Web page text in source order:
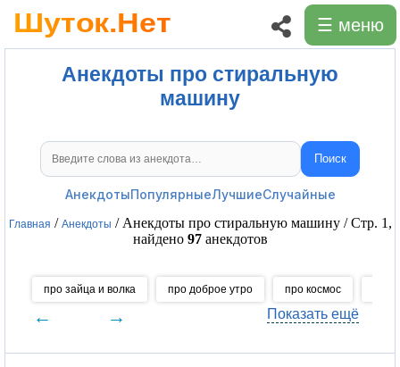
☰ меню
Анекдоты про стиральную
машину
Поиск анекдотов Поиск
АнекдотыПопулярныеЛучшиеСлучайные
Главная / Анекдоты / Анекдоты про стиральную машину / Стр. 1,
найдено 97анекдотов
про зайца и волка про доброе утро про космос
← → Показать ещё